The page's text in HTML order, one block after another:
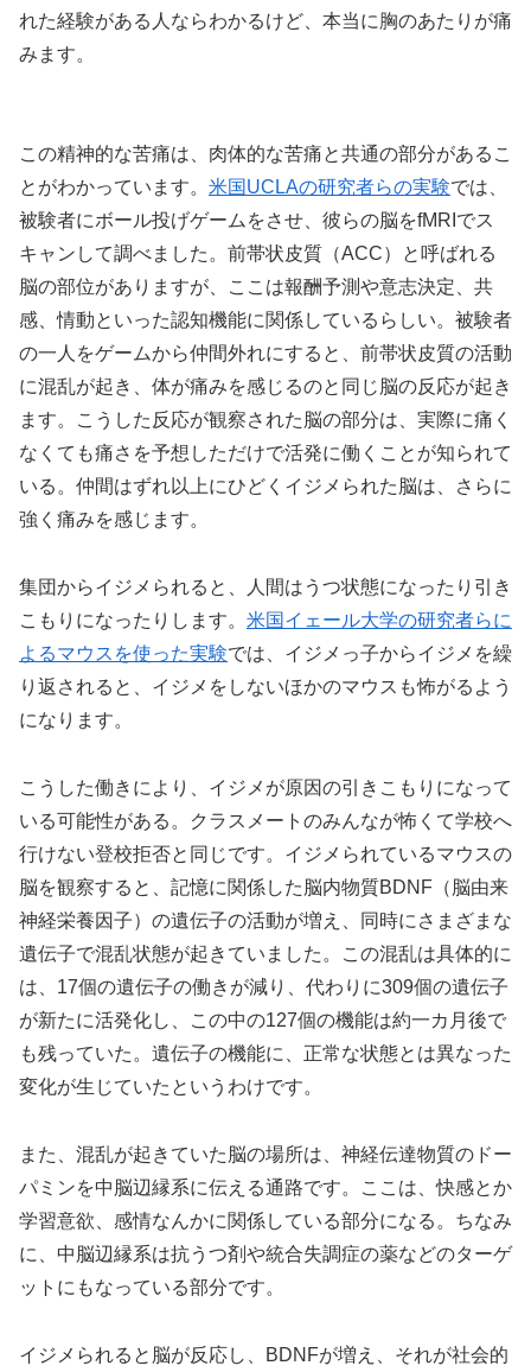
れた経験がある人ならわかるけど、本当に胸のあたりが痛
みます。
この精神的な苦痛は、肉体的な苦痛と共通の部分があるこ
とがわかっています。 米国UCLAの研究者らの実験では、
被験者にボール投げゲームをさせ、彼らの脳をfMRIでス
キャンして調べました。前帯状皮質（ACC）と呼ばれる
脳の部位がありますが、ここは報酬予測や意志決定、共
感、情動といった認知機能に関係しているらしい。被験者
の一人をゲームから仲間外れにすると、前帯状皮質の活動
に混乱が起き、体が痛みを感じるのと同じ脳の反応が起き
ます。こうした反応が観察された脳の部分は、実際に痛く
なくても痛さを予想しただけで活発に働くことが知られて
いる。仲間はずれ以上にひどくイジメられた脳は、さらに
強く痛みを感じます。
集団からイジメられると、人間はうつ状態になったり引き
こもりになったりします。 米国イェール大学の研究者らに
よるマウスを使った実験では、イジメっ子からイジメを繰
り返されると、イジメをしないほかのマウスも怖がるよう
になります。
こうした働きにより、イジメが原因の引きこもりになって
いる可能性がある。クラスメートのみんなが怖くて学校へ
行けない登校拒否と同じです。イジメられているマウスの
脳を観察すると、記憶に関係した脳内物質BDNF（脳由来
神経栄養因子）の遺伝子の活動が増え、同時にさまざまな
遺伝子で混乱状態が起きていました。この混乱は具体的に
は、17個の遺伝子の働きが減り、代わりに309個の遺伝子
が新たに活発化し、この中の127個の機能は約一カ月後で
も残っていた。遺伝子の機能に、正常な状態とは異なった
変化が生じていたというわけです。
また、混乱が起きていた脳の場所は、神経伝達物質のドー
パミンを中脳辺縁系に伝える通路です。ここは、快感とか
学習意欲、感情なんかに関係している部分になる。ちなみ
に、中脳辺縁系は抗うつ剤や統合失調症の薬などのターゲ
ットにもなっている部分です。
イジメられると脳が反応し、BDNFが増え、それが社会的